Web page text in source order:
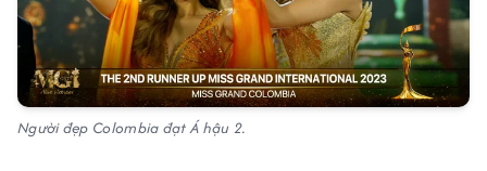
Người đẹp Colombia đạt Á hậu 2.